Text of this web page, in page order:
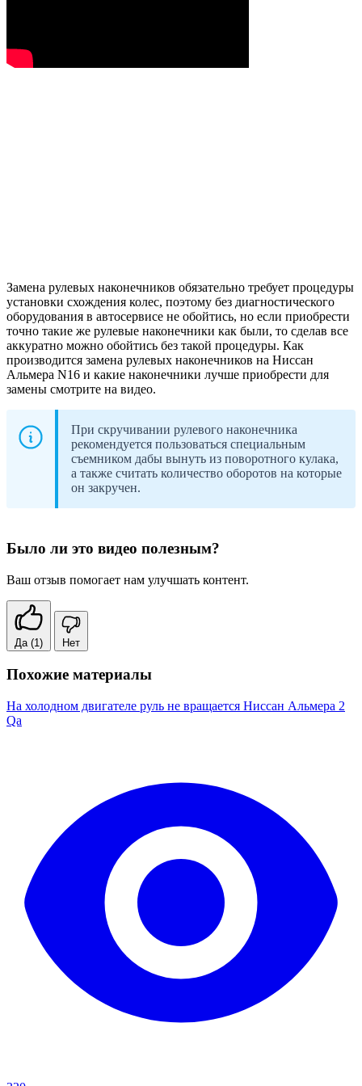
Замена рулевых наконечников обязательно требует процедуры
установки схождения колес, поэтому без диагностического
оборудования в автосервисе не обойтись, но если приобрести
точно такие же рулевые наконечники как были, то сделав все
аккуратно можно обойтись без такой процедуры. Как
производится замена рулевых наконечников на Ниссан
Альмера N16 и какие наконечники лучше приобрести для
замены смотрите на видео.
При скручивании рулевого наконечника
рекомендуется пользоваться специальным
съемником дабы вынуть из поворотного кулака,
а также считать количество оборотов на которые
он закручен.
Было ли это видео полезным?
Ваш отзыв помогает нам улучшать контент.
Да (1) Нет
Похожие материалы
На холодном двигателе руль не вращается Ниссан Альмера 2
Qa